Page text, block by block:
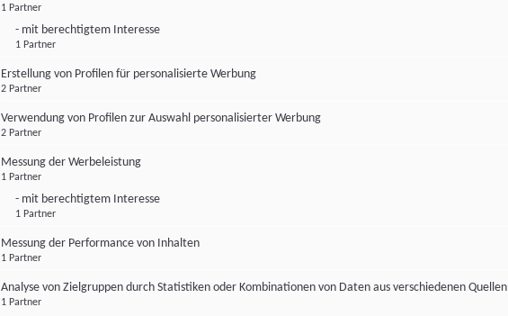
1 Partner
- mit berechtigtem Interesse
1 Partner
Erstellung von Profilen für personalisierte Werbung
2 Partner
Verwendung von Profilen zur Auswahl personalisierter Werbung
2 Partner
Messung der Werbeleistung
1 Partner
- mit berechtigtem Interesse
1 Partner
Messung der Performance von Inhalten
1 Partner
Analyse von Zielgruppen durch Statistiken oder Kombinationen von Daten aus verschiedenen Quellen
1 Partner